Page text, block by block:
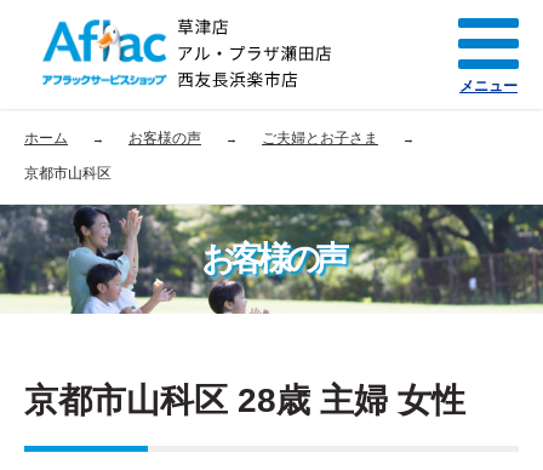
ホーム お客様の声 ご夫婦とお子さま
京都市山科区
お客様の声
京都市山科区 28歳 主婦 女性
メニュー